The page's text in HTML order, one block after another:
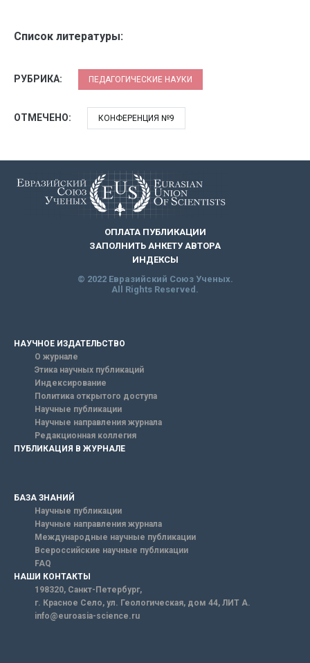
Список литературы:
РУБРИКА: ПЕДАГОГИЧЕСКИЕ НАУКИ
ОТМЕЧЕНО: КОНФЕРЕНЦИЯ №9
ОПЛАТА ПУБЛИКАЦИИ
ЗАПОЛНИТЬ АНКЕТУ АВТОРА
ИНДЕКСЫ
© 2022 Евразийский Союз Ученых.
All Rights Reserved.
НАУЧНОЕ ИЗДАТЕЛЬСТВО
О журнале
Этика научных публикаций
Индексирование
Политика открытого доступа
Научные публикации
Научные направления журнала
Редакционная коллегия
ПУБЛИКАЦИЯ В ЖУРНАЛЕ
БАЗА ЗНАНИЙ
Научные публикации
Научные направления журнала
Международные научные публикации
Всероссийские научные публикации
FAQ
НАШИ КОНТАКТЫ
198320, Санкт-Петербург,
г. Красное Село, ул. Геологическая, дом 44, ЛИТ А.
info@euroasia-science.ru